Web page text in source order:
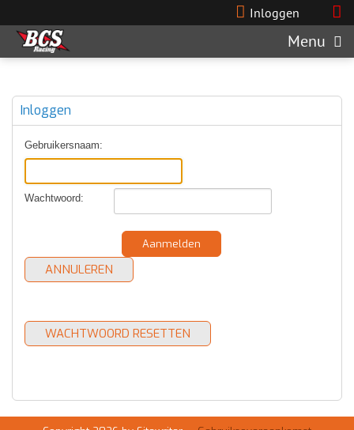
Inloggen
Menu
Inloggen
Gebruikersnaam:
Wachtwoord:
Aanmelden
ANNULEREN
WACHTWOORD RESETTEN